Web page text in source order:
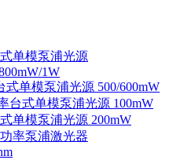
单模泵浦光源
1W
式单模泵浦光源 500/600mW
台式单模泵浦光源 100mW
单模泵浦光源 200mW
率泵浦激光器